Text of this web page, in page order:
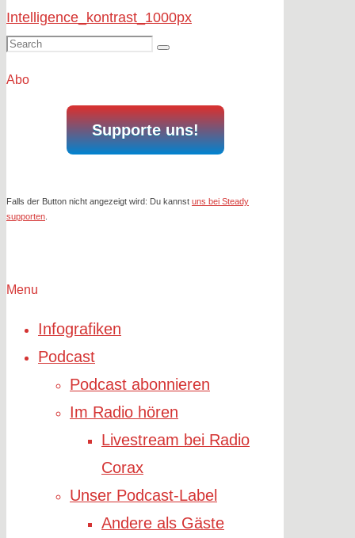
Search
Search
Abo
Supporte uns!
Falls der Button nicht angezeigt wird: Du kannst uns bei Steady
supporten
Menu
Infografiken
Podcast
Podcast abonnieren
Im Radio hören
Livestream bei Radio
Corax
Unser Podcast-Label
Andere als Gäste